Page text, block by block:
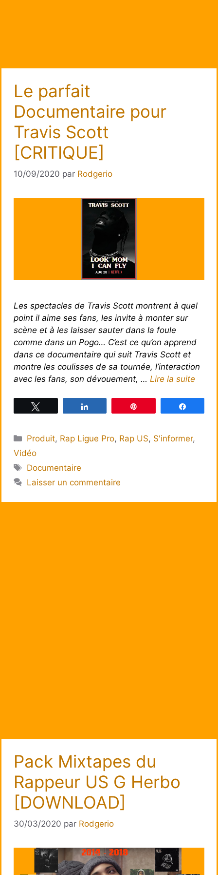
Le parfait
Documentaire pour
Travis Scott
[CRITIQUE]
10/09/2020 par Rodgerio
Les spectacles de Travis Scott montrent à quel
point il aime ses fans, les invite à monter sur
scène et à les laisser sauter dans la foule
comme dans un Pogo… C’est ce qu’on apprend
dans ce documentaire qui suit Travis Scott et
montre les coulisses de sa tournée, l’interaction
avec les fans, son dévouement, … Lire la suite
Catégories
Produit, Rap Ligue Pro, Rap US, S'informer,
Vidéo
Étiquettes
Documentaire
Laisser un commentaire
Pack Mixtapes du
Rappeur US G Herbo
[DOWNLOAD]
30/03/2020 par Rodgerio